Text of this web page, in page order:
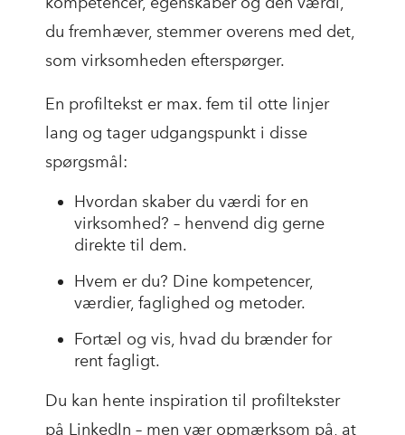
du fremhæver, stemmer overens med det,
som virksomheden efterspørger.
En profiltekst er max. fem til otte linjer
lang og tager udgangspunkt i disse
spørgsmål:
Hvordan skaber du værdi for en
virksomhed? – henvend dig gerne
direkte til dem.
Hvem er du? Dine kompetencer,
værdier, faglighed og metoder.
Fortæl og vis, hvad du brænder for
rent fagligt.
Du kan hente inspiration til profiltekster
på LinkedIn – men vær opmærksom på, at